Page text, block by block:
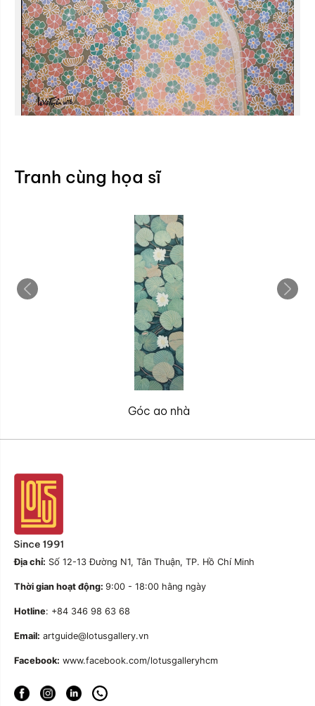
Tranh cùng họa sĩ
Góc ao nhà
Địa chỉ: Số 12-13 Đường N1, Tân Thuận, TP. Hồ Chí Minh
Thời gian hoạt động: 9:00 - 18:00 hằng ngày
Hotline: +84 346 98 63 68
Email: artguide@lotusgallery.vn
Facebook: www.facebook.com/lotusgalleryhcm